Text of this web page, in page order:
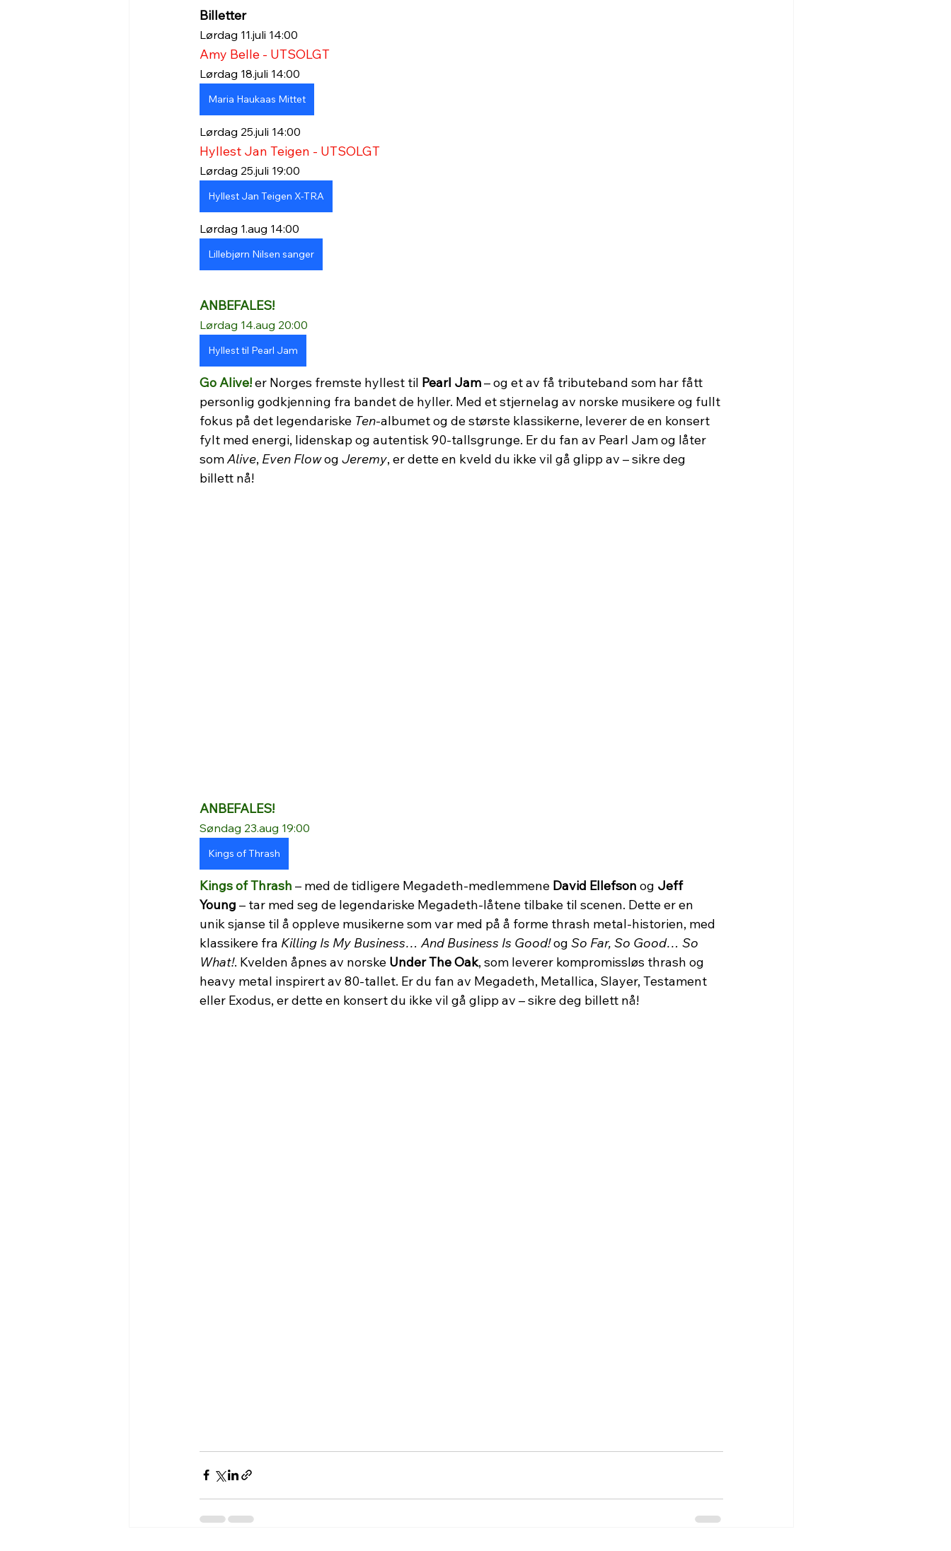
Billetter
Lørdag 11.juli 14:00
Amy Belle - UTSOLGT
Lørdag 18.juli 14:00
Maria Haukaas Mittet
Lørdag 25.juli 14:00
Hyllest Jan Teigen - UTSOLGT
Lørdag 25.juli 19:00
Hyllest Jan Teigen X-TRA
Lørdag 1.aug 14:00
Lillebjørn Nilsen sanger
ANBEFALES!
Lørdag 14.aug 20:00
Hyllest til Pearl Jam
Go Alive! er Norges fremste hyllest til Pearl Jam – og et av få tributeband som har fått
personlig godkjenning fra bandet de hyller. Med et stjernelag av norske musikere og fullt
fokus på det legendariske Ten-albumet og de største klassikerne, leverer de en konsert
fylt med energi, lidenskap og autentisk 90-tallsgrunge. Er du fan av Pearl Jam og låter
som Alive, Even Flow og Jeremy, er dette en kveld du ikke vil gå glipp av – sikre deg
billett nå!
ANBEFALES!
Søndag 23.aug 19:00
Kings of Thrash
Kings of Thrash – med de tidligere Megadeth-medlemmene David Ellefson og Jeff
Young – tar med seg de legendariske Megadeth-låtene tilbake til scenen. Dette er en
unik sjanse til å oppleve musikerne som var med på å forme thrash metal-historien, med
klassikere fra Killing Is My Business… And Business Is Good! og So Far, So Good… So
What!. Kvelden åpnes av norske Under The Oak, som leverer kompromissløs thrash og
heavy metal inspirert av 80-tallet. Er du fan av Megadeth, Metallica, Slayer, Testament
eller Exodus, er dette en konsert du ikke vil gå glipp av – sikre deg billett nå!